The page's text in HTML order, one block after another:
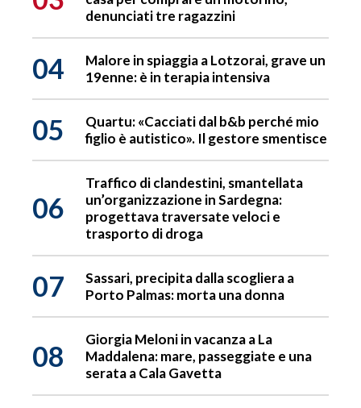
denunciati tre ragazzini
04
Malore in spiaggia a Lotzorai, grave un
19enne: è in terapia intensiva
05
Quartu: «Cacciati dal b&b perché mio
figlio è autistico». Il gestore smentisce
06
Traffico di clandestini, smantellata
un’organizzazione in Sardegna:
progettava traversate veloci e
trasporto di droga
07
Sassari, precipita dalla scogliera a
Porto Palmas: morta una donna
08
Giorgia Meloni in vacanza a La
Maddalena: mare, passeggiate e una
serata a Cala Gavetta